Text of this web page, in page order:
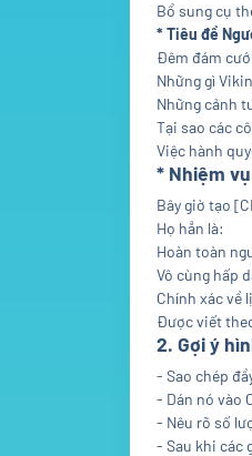
Bổ sung cụ
* Tiêu đề
Đêm đám
Những gì
Những cảnh
Tại sao các
Việc hành
* Nhiệm
Bây giờ tạo
Họ hẳn là:
Hoàn toàn
Vô cùng hấp
Chính xác về
Được viết
2. Gợi ý
- Sao chép
- Dán nó vào
- Nêu rõ số
- Sau khi các